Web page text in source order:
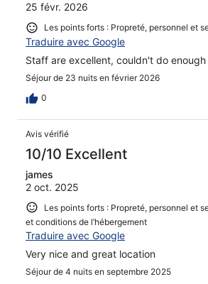
25 févr. 2026
Les points forts : Propreté, personnel et
Traduire avec Google
Staff are excellent, couldn't do
Séjour de 23 nuits en février 2026
0
Avis vérifié
10/10 Excellent
james
2 oct. 2025
Les points forts : Propreté, personnel et
et conditions de l’hébergement
Traduire avec Google
Very nice and great location
Séjour de 4 nuits en septembre 2025